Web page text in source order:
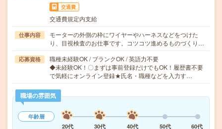
交通費
交通費規定内支給
仕事内容
モーターの外側の枠にワイヤーやハーネスなどをつけた
り、目視検査のお仕事です。コツコツ進めるものづくり…
応募資格
職種未経験OK / ブランクOK / 英語力不要
◆未経験OK！〇まずは事前登録だけでもOK！履歴書不要
で気軽にオンライン登録★氏名・職種などを入力す…
職場の雰囲気
年齢層
20代
30代 40代 50代 60代